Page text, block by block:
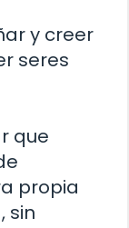
y creer
seres
que
propia
sin